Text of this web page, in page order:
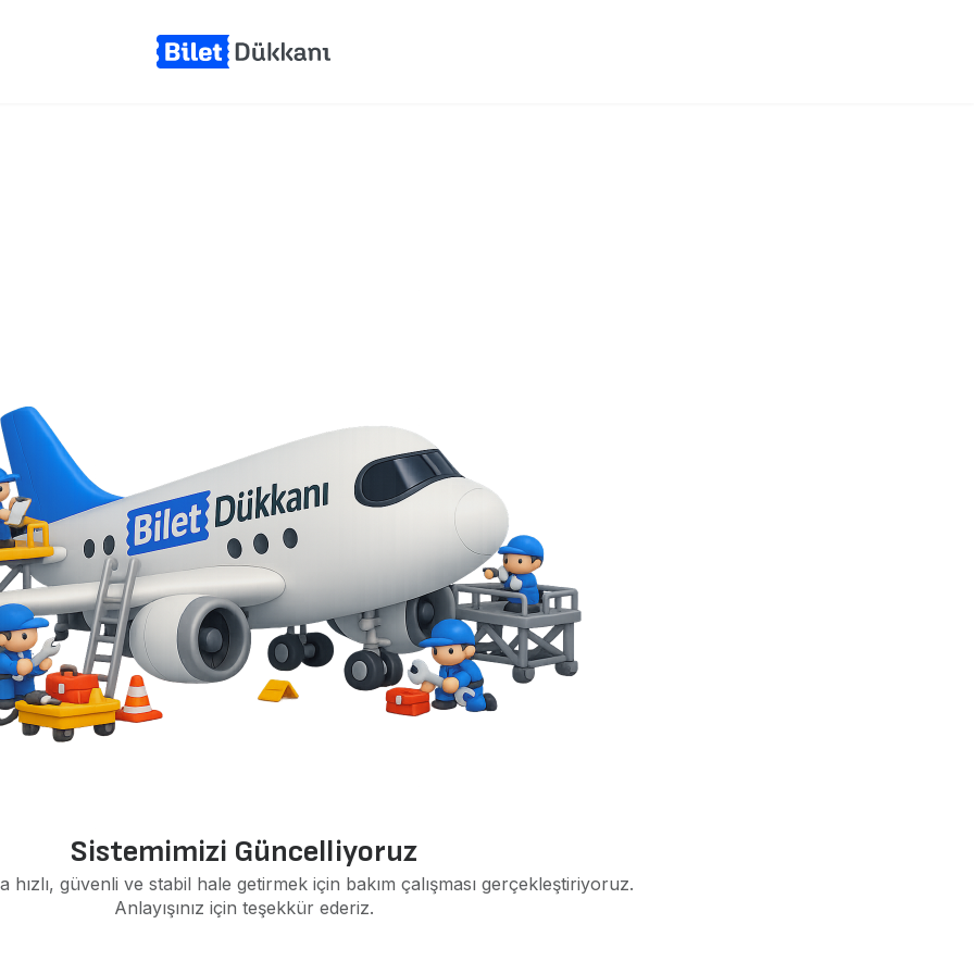
Sistemimizi Güncelliyoruz
hızlı, güvenli ve stabil hale getirmek için bakım çalışması gerçekleştiriyoruz.
Anlayışınız için teşekkür ederiz.